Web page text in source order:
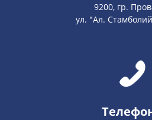
9200, гр.
ул. "Ал.